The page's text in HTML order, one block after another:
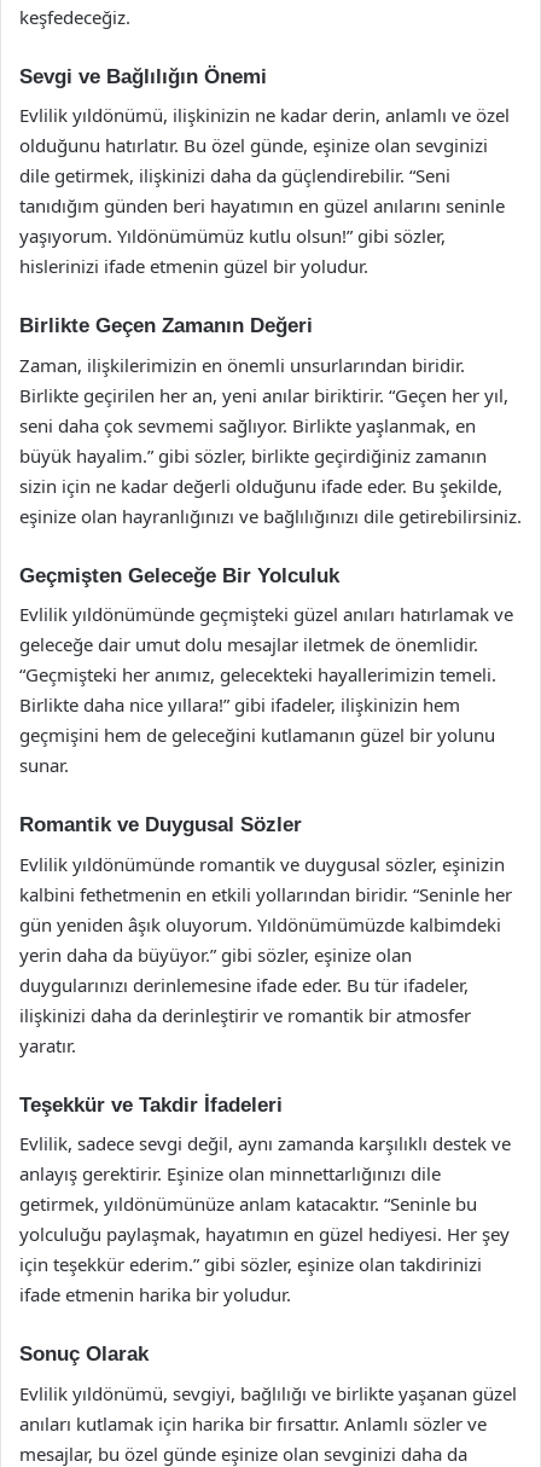
keşfedeceğiz.
Sevgi ve Bağlılığın Önemi
Evlilik yıldönümü, ilişkinizin ne kadar derin, anlamlı ve özel
olduğunu hatırlatır. Bu özel günde, eşinize olan sevginizi
dile getirmek, ilişkinizi daha da güçlendirebilir. “Seni
tanıdığım günden beri hayatımın en güzel anılarını seninle
yaşıyorum. Yıldönümümüz kutlu olsun!” gibi sözler,
hislerinizi ifade etmenin güzel bir yoludur.
Birlikte Geçen Zamanın Değeri
Zaman, ilişkilerimizin en önemli unsurlarından biridir.
Birlikte geçirilen her an, yeni anılar biriktirir. “Geçen her yıl,
seni daha çok sevmemi sağlıyor. Birlikte yaşlanmak, en
büyük hayalim.” gibi sözler, birlikte geçirdiğiniz zamanın
sizin için ne kadar değerli olduğunu ifade eder. Bu şekilde,
eşinize olan hayranlığınızı ve bağlılığınızı dile getirebilirsiniz.
Geçmişten Geleceğe Bir Yolculuk
Evlilik yıldönümünde geçmişteki güzel anıları hatırlamak ve
geleceğe dair umut dolu mesajlar iletmek de önemlidir.
“Geçmişteki her anımız, gelecekteki hayallerimizin temeli.
Birlikte daha nice yıllara!” gibi ifadeler, ilişkinizin hem
geçmişini hem de geleceğini kutlamanın güzel bir yolunu
sunar.
Romantik ve Duygusal Sözler
Evlilik yıldönümünde romantik ve duygusal sözler, eşinizin
kalbini fethetmenin en etkili yollarından biridir. “Seninle her
gün yeniden âşık oluyorum. Yıldönümümüzde kalbimdeki
yerin daha da büyüyor.” gibi sözler, eşinize olan
duygularınızı derinlemesine ifade eder. Bu tür ifadeler,
ilişkinizi daha da derinleştirir ve romantik bir atmosfer
yaratır.
Teşekkür ve Takdir İfadeleri
Evlilik, sadece sevgi değil, aynı zamanda karşılıklı destek ve
anlayış gerektirir. Eşinize olan minnettarlığınızı dile
getirmek, yıldönümünüze anlam katacaktır. “Seninle bu
yolculuğu paylaşmak, hayatımın en güzel hediyesi. Her şey
için teşekkür ederim.” gibi sözler, eşinize olan takdirinizi
ifade etmenin harika bir yoludur.
Sonuç Olarak
Evlilik yıldönümü, sevgiyi, bağlılığı ve birlikte yaşanan güzel
anıları kutlamak için harika bir fırsattır. Anlamlı sözler ve
mesajlar, bu özel günde eşinize olan sevginizi daha da